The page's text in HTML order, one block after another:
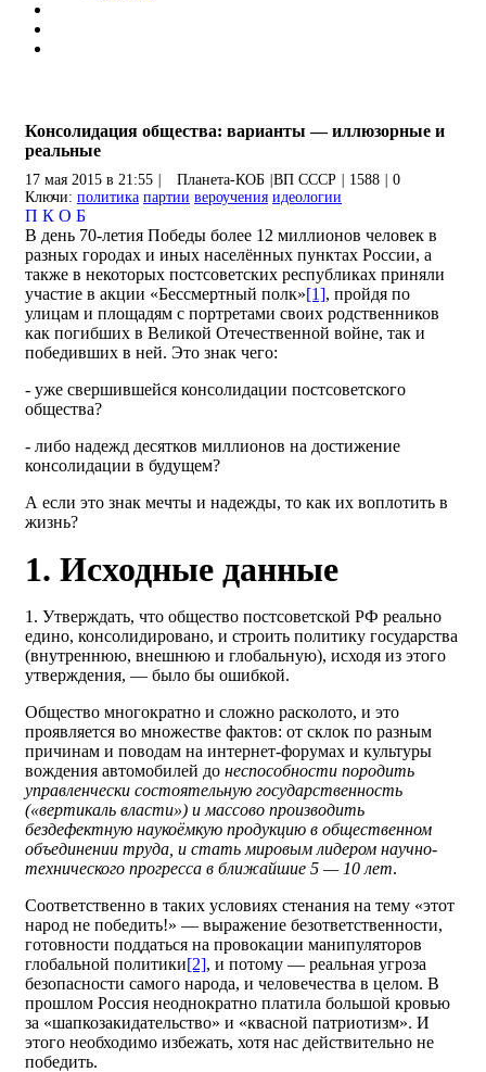
Консолидация общества: варианты — иллюзорные и
реальные
17 мая 2015 в 21:55 Планета-КОБ ВП СССР 1588
0
Ключи: политика партии вероучения идеологии
П К О Б
В день 70-летия Победы более 12 миллионов человек в
разных городах и иных населённых пунктах России, а
также в некоторых постсоветских республиках приняли
участие в акции «Бессмертный полк»[1], пройдя по
улицам и площадям с портретами своих родственников
как погибших в Великой Отечественной войне, так и
победивших в ней. Это знак чего:
- уже свершившейся консолидации постсоветского
общества?
- либо надежд десятков миллионов на достижение
консолидации в будущем?
А если это знак мечты и надежды, то как их воплотить в
жизнь?
1. Исходные данные
1. Утверждать, что общество постсоветской РФ реально
едино, консолидировано, и строить политику государства
(внутреннюю, внешнюю и глобальную), исходя из этого
утверждения, — было бы ошибкой.
Общество многократно и сложно расколото, и это
проявляется во множестве фактов: от склок по разным
причинам и поводам на интернет-форумах и культуры
вождения автомобилей до неспособности породить
управленчески состоятельную государственность
(«вертикаль власти») и массово производить
бездефектную наукоёмкую продукцию в общественном
объединении труда, и стать мировым лидером научно-
технического прогресса в ближайшие 5 — 10 лет.
Соответственно в таких условиях стенания на тему «этот
народ не победить!» — выражение безответственности,
готовности поддаться на провокации манипуляторов
глобальной политики[2], и потому — реальная угроза
безопасности самого народа, и человечества в целом. В
прошлом Россия неоднократно платила большой кровью
за «шапкозакидательство» и «квасной патриотизм». И
этого необходимо избежать, хотя нас действительно не
победить.